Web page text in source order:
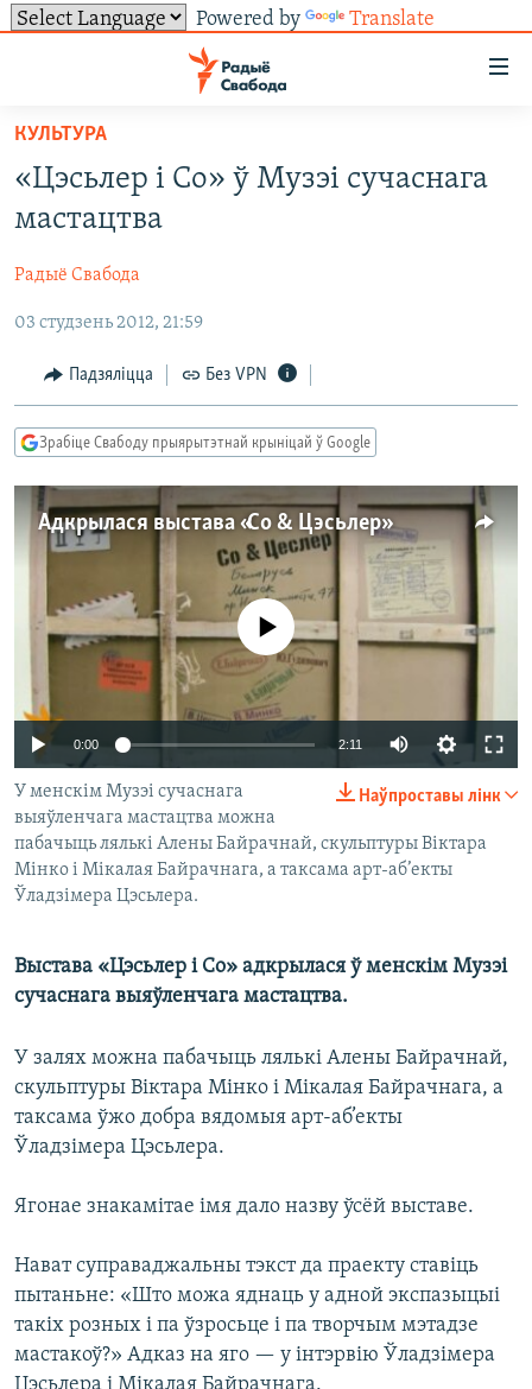
Powered by Translate
ўнівэрсальнага
доступу
Перайсьці
галоўнага
Перайсьці
да
навігацыі
Перайсьці
да
пошуку
ЛЮДЗІ
ПАЛІТЫКА
ЭКАНОМІКА
БЕЛАРУСЫ НА ВАЙНЕ
ПАЛІТВЯЗЬНІ
КУЛЬТУРА
ТОЛЬКІ НА СВАБОДЗЕ
БЛОГІ
ГІСТОРЫЯ НА СВАБОДЗЕ
ПАДКАСТЫ
АЎДЫЁКНІГІ
PREMIUM
МОВА
АБЫСЬЦІ БЛЯКАВАНЬНЕ
ПАДЗЯЛІЦЦА ІНФАРМАЦЫЯЙ
ПАДПІСАЦЦА
RSS
ПАДКАСТЫ
TWITTER
Усе сайты РС/РСЭ
КУЛЬТУРА
«Цэсьлер і Со» ў Музэі сучаснага
мастацтва
Радыё Свабода
03 студзень 2012, 21:59
Падзяліцца Без VPN
Зрабіце Свабоду прыярытэтнай крыніцай ў Google
Адкрылася выстава «Со & Цэсьлер»
No media source currently available
0:00 2:11
Наўпроставы лінк
У менскім Музэі сучаснага
выяўленчага мастацтва можна
пабачыць лялькі Алены Байрачнай, скульптуры Віктара
Мінко і Мікалая Байрачнага, а таксама арт-аб’екты
Ўладзімера Цэсьлера.
Выстава «Цэсьлер і Со» адкрылася ў менскім Музэі
сучаснага выяўленчага мастацтва.
У залях можна пабачыць лялькі Алены Байрачнай,
скульптуры Віктара Мінко і Мікалая Байрачнага, а
таксама ўжо добра вядомыя арт-аб’екты
Ўладзімера Цэсьлера.
Ягонае знакамітае імя дало назву ўсёй выставе.
Нават суправаджальны тэкст да праекту ставіць
пытаньне: «Што можа яднаць у адной экспазыцыі
такіх розных і па ўзросьце і па творчым мэтадзе
мастакоў?» Адказ на яго — у інтэрвію Ўладзімера